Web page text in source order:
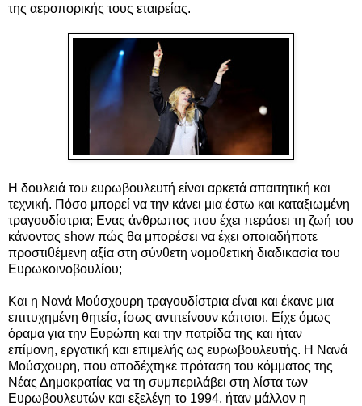
της αεροπορικής τους εταιρείας.
Η δουλειά του ευρωβουλευτή είναι αρκετά απαιτητική και
τεχνική. Πόσο μπορεί να την κάνει μια έστω και καταξιωμένη
τραγουδίστρια; Ενας άνθρωπος που έχει περάσει τη ζωή του
κάνοντας show πώς θα μπορέσει να έχει οποιαδήποτε
προστιθέμενη αξία στη σύνθετη νομοθετική διαδικασία του
Ευρωκοινοβουλίου;
Και η Νανά Μούσχουρη τραγουδίστρια είναι και έκανε μια
επιτυχημένη θητεία, ίσως αντιτείνουν κάποιοι. Είχε όμως
όραμα για την Ευρώπη και την πατρίδα της και ήταν
επίμονη, εργατική και επιμελής ως ευρωβουλευτής. Η Νανά
Μούσχουρη, που αποδέχτηκε πρόταση του κόμματος της
Νέας Δημοκρατίας να τη συμπεριλάβει στη λίστα των
Ευρωβουλευτών και εξελέγη το 1994, ήταν μάλλον η